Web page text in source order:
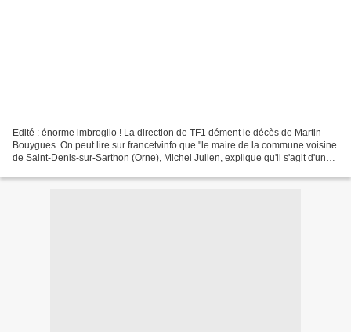
Edité : énorme imbroglio ! La direction de TF1 dément le décès de Martin
Bouygues. On peut lire sur francetvinfo que "le maire de la commune voisine
de Saint-Denis-sur-Sarthon (Orne), Michel Julien, explique qu'il s'agit d'un